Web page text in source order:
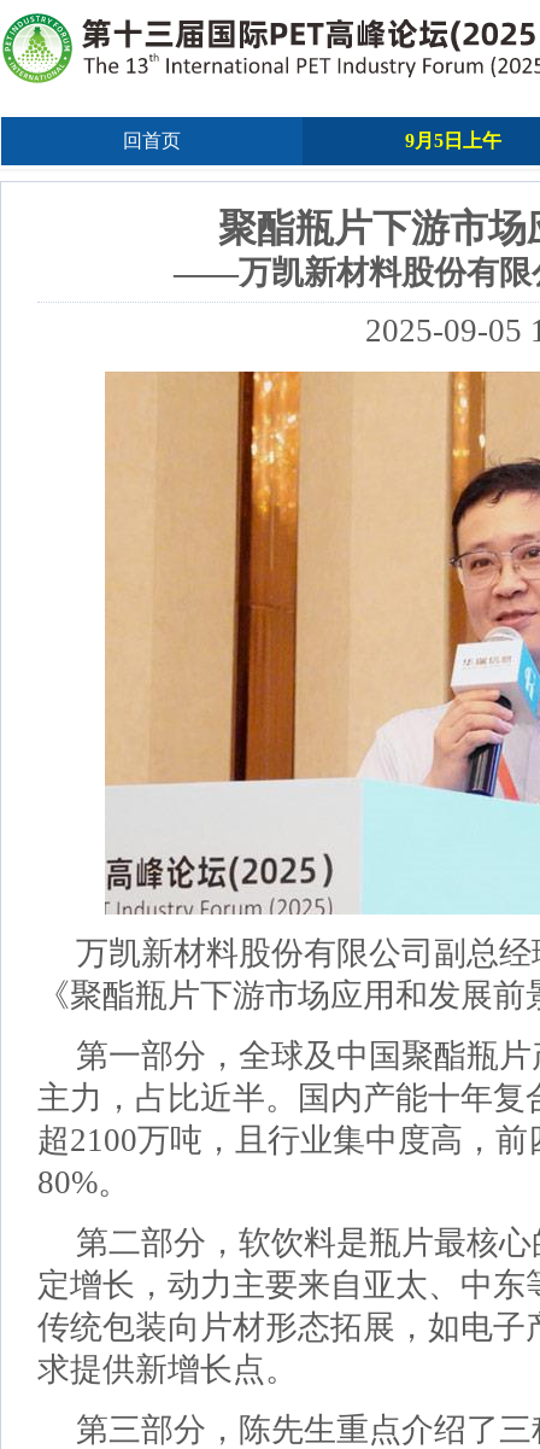
回首页 9月5日上午
聚酯瓶片下游市
——万凯新材料股份有限
2025-09-05
万凯新材料股份有限公司副总
《聚酯瓶片下游市场应用和发展
第一部分，全球及中国聚酯瓶
主力，占比近半。国内产能十年复
超2100万吨，且行业集中度高，
80%。
第二部分，软饮料是瓶片最核
定增长，动力主要来自亚太、中
传统包装向片材形态拓展，如电
求提供新增长点。
第三部分，陈先生重点介绍了